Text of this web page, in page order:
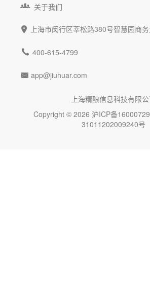
 关于我们
 上海市闵行区莘松路380号智慧园商
 400-615-4799
 app@jiuhuar.com
上海精酿信息科技有限
Copyright © 2026 沪ICP备
31011202009240号